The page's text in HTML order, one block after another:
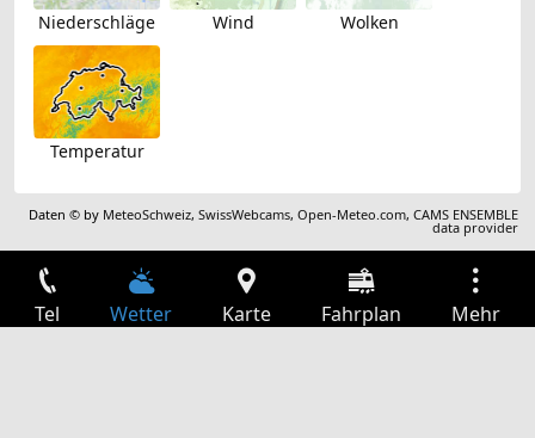
Niederschläge Wind Wolken
Temperatur
Daten © by MeteoSchweiz,SwissWebcams,Open-Meteo.com,CAMS ENSEMBLE
data provider
Tel Wetter Karte Fahrplan Mehr